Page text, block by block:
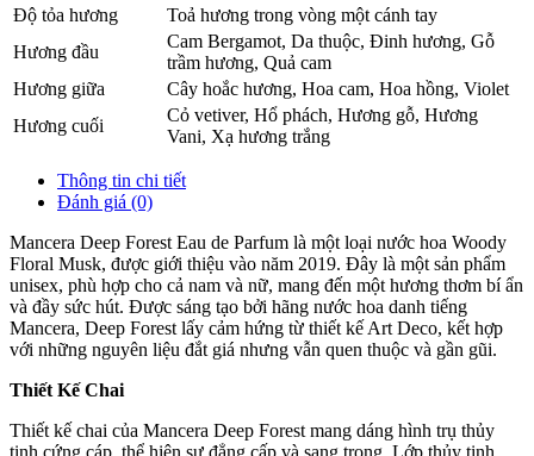
Độ tỏa hương
Toả hương trong vòng một cánh tay
Hương đầu
Cam Bergamot, Da thuộc, Đinh hương, Gỗ
trầm hương, Quả cam
Hương giữa
Cây hoắc hương, Hoa cam, Hoa hồng, Violet
Hương cuối
Cỏ vetiver, Hổ phách, Hương gỗ, Hương
Vani, Xạ hương trắng
Thông tin chi tiết
Đánh giá (0)
Mancera Deep Forest Eau de Parfum là một loại nước hoa Woody
Floral Musk, được giới thiệu vào năm 2019. Đây là một sản phẩm
unisex, phù hợp cho cả nam và nữ, mang đến một hương thơm bí ẩn
và đầy sức hút. Được sáng tạo bởi hãng nước hoa danh tiếng
Mancera, Deep Forest lấy cảm hứng từ thiết kế Art Deco, kết hợp
với những nguyên liệu đắt giá nhưng vẫn quen thuộc và gần gũi.
Thiết Kế Chai
Thiết kế chai của Mancera Deep Forest mang dáng hình trụ thủy
tinh cứng cáp, thể hiện sự đẳng cấp và sang trọng. Lớp thủy tinh